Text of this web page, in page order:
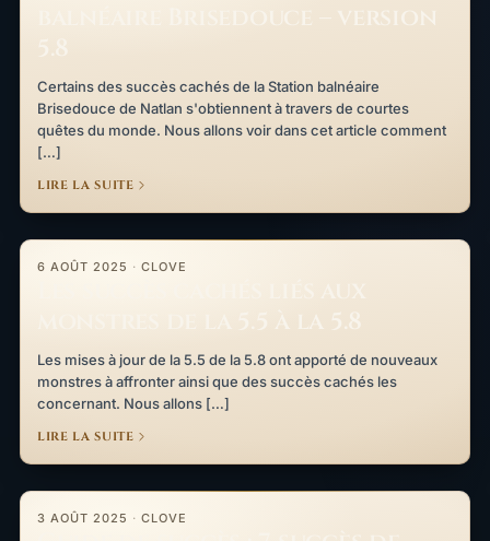
balnéaire Brisedouce – version
Certains des succès cachés de la Station balnéaire
Brisedouce de Natlan s'obtiennent à travers de courtes
quêtes du monde. Nous allons voir dans cet article comment
[…]
LIRE LA SUITE
6 AOÛT 2025 · CLOVE
monstres de la 5.5 à la 5.8
Les mises à jour de la 5.5 de la 5.8 ont apporté de nouveaux
monstres à affronter ainsi que des succès cachés les
concernant. Nous allons […]
LIRE LA SUITE
Les succès cachés liés aux monstres de la 5.5 à la 5.8
3 AOÛT 2025 · CLOVE
Guide de succès : 7 succès de monde à Natlan – Version 5.8